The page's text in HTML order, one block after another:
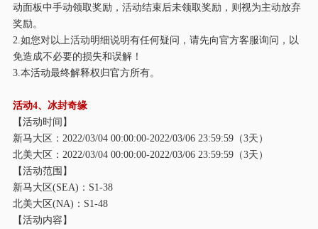
动面板中手动领取奖励，活动结束后未领取奖励，则视为主动放弃
奖励。
2.如您对以上活动明细说明有任何疑问，请先向官方客服询问，以
免造成不必要的损失和误解！
3.本活动最终解释权归官方所有。
活动4、冰封奇缘
【活动时间】
新马大区： 2022/03/04 00:00:00-2022/03/06 23:59:59（3天）
北美大区： 2022/03/04 00:00:00-2022/03/06 23:59:59（3天）
【活动范围】
新马大区(SEA)：S1-38
北美大区(NA)：S1-48
【活动内容】